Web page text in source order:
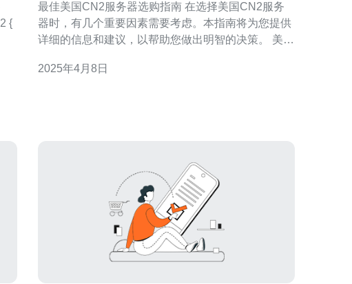
最佳美国CN2服务器选购指南 在选择美国CN2服务
器时，有几个重要因素需要考虑。本指南将为您提供
详细的信息和建议，以帮助您做出明智的决策。 美国
CN2线路是中国电信推出的高速专线，具有较低的延
2025年4月8日